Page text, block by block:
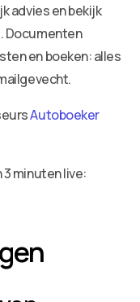
advies en bekijk
Documenten
en boeken: alles
Autoboeker
3 minuten live: